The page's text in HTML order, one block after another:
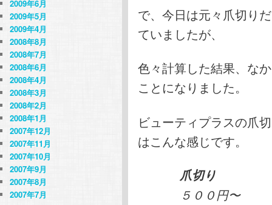
で、今日は元々爪切り
ていましたが、
色々計算した結果、な
ことになりました。
ビューティプラスの爪
はこんな感じです。
爪切り
５００円〜
2009年6月
2009年5月
2009年4月
2008年8月
2008年7月
2008年6月
2008年4月
2008年3月
2008年2月
2008年1月
2007年12月
2007年11月
2007年10月
2007年9月
2007年8月
2007年7月